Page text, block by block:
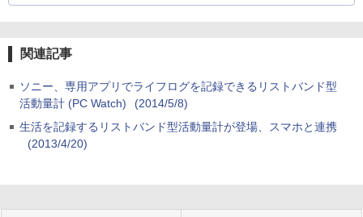
関連記事
ソニー、専用アプリでライフログを記録できるリストバンド型
活動量計 (PC Watch)
(2014/5/8)
生活を記録するリストバンド型活動量計が登場、スマホと連携
(2013/4/20)